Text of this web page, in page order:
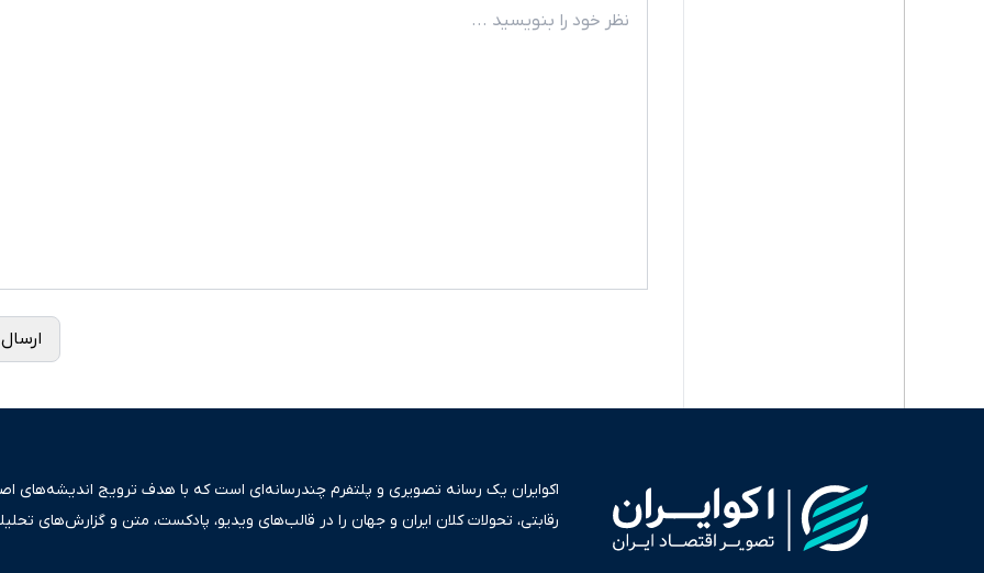
اکوایران یک رسانه تصویری و پلتفرم چندرسانه‌ای است که با هدف ترویج اندیشه‌های
رقابتی، تحولات کلان ایران و جهان را در قالب‌های ویدیو، پادکست، متن و گزارش‌های